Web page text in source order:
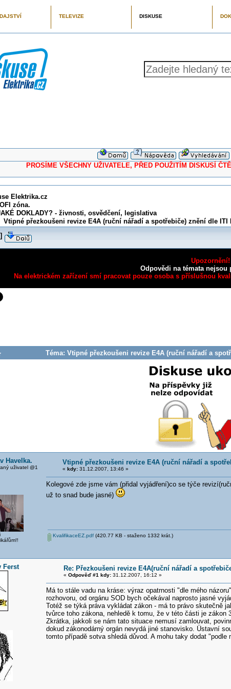
TELEVIZE DISKUSE
PROSÍME VŠECHNY UŽIVATELE, PŘED POUŽITÍM DISKUSÍ
Elektrika.cz
zóna.
DOKLADY? - živnosti, osvědčení, legislativa
Vtipné přezkoušeni revize E4A (ruční nářadí a spotřebiče) znění dle ITI
]
Upozornění!
Odpovědi na témata nejsou
Na elektrickém zařízení smí pracovat pouze osoba s příslušnou
Téma: Vtipné přezkoušeni revize E4A (ruční nářadí a
Havelka.
uživatel @1
Vtipné přezkoušeni revize E4A (ruční nářadí a
« kdy:31.12.2007, 13:46 »
Kolegové zde jsme vám (přidal vyjádření)co se týče
už to snad bude jasné)
KvalifikaceEZ.pdf(420.77 KB - staženo 1332 krát.)
Ferst Re: Přezkoušeni revize E4A(ruční nářadí a
« Odpověď #1 kdy:31.12.2007, 16:12 »
Má to stále vadu na kráse: výraz opatrnosti "dle mého
rozhovoru, od orgánu SOD bych očekával naprosto jasné
Totéž se týká práva vykládat zákon - má to právo skutečně
tvůrce toho zákona, nehledě k tomu, že v této části je zákon
Zkrátka, jakkoli se nám tato situace nemusí zamlouvat,
dokud zákonodárný orgán nevydá jiné stanovisko. Üstavní
tomto případě sotva shledá důvod. A mohu taky dodat "podle